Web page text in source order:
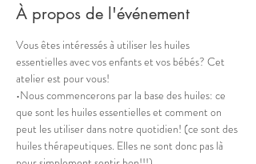
À propos de l'événement
Vous êtes intéressés à utiliser les huiles
essentielles avec vos enfants et vos bébés? Cet
atelier est pour vous!
•Nous commencerons par la base des huiles: ce
que sont les huiles essentielles et comment on
peut les utiliser dans notre quotidien! (ce sont des
huiles thérapeutiques. Elles ne sont donc pas là